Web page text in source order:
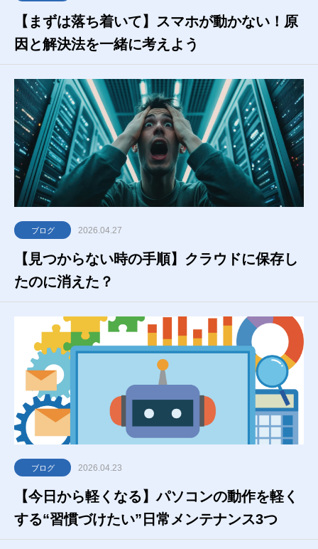
【まずは落ち着いて】スマホが動かない！原
因と解決法を一緒に考えよう
ブログ 2026.04.27
【見つからない時の手順】クラウドに保存し
たのに消えた？
ブログ 2026.04.23
【今日から軽くなる】パソコンの動作を軽く
する“習慣づけたい”日常メンテナンス3つ